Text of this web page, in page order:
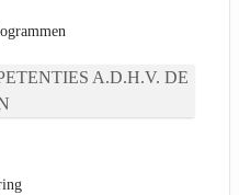
A.D.H.V. DE